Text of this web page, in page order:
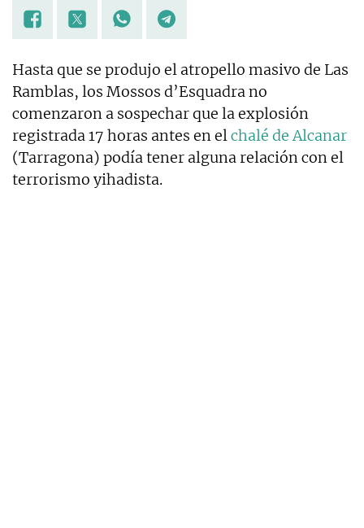
Hasta que se produjo el atropello masivo de Las
Ramblas, los Mossos d’Esquadra no
comenzaron a sospechar que la explosión
registrada 17 horas antes en elchalé de Alcanar
(Tarragona) podía tener alguna relación con el
terrorismo yihadista.